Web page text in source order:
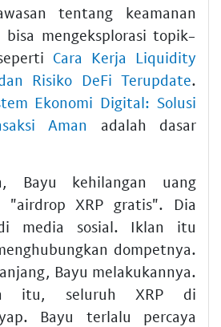
tentang keamanan
mengeksplorasi topik-
Cara Kerja Liquidity
Risiko DeFi Terupdate.
Ekonomi Digital: Solusi
Aman adalah dasar
Bayu kehilangan uang
"airdrop XRP gratis". Dia
media sosial. Iklan itu
dompetnya.
Bayu melakukannya.
itu, seluruh XRP di
Bayu terlalu percaya